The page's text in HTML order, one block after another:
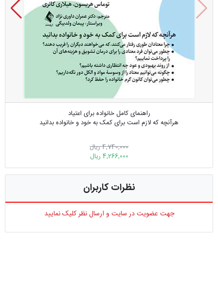
راهنمای کامل خانواده برای اعتیاد
هرآنچه که لازم است برای کمک به خود و خانواده بدانید
4,740,000 ریال
4,266,000 ریال
نظرات کاربران
جهت عضویت در سایت و ارسال نظر کلیک نمایید